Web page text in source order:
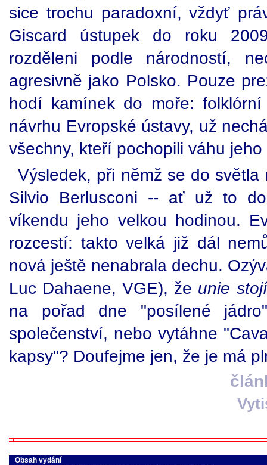
sice trochu paradoxní, vždyť
Giscard ústupek do roku
rozděleni podle národností,
agresivně jako Polsko. Pouze
hodí kamínek do moře:
návrhu Evropské ústavy, už
všechny, kteří pochopili váhu
Výsledek, při němž se do
Silvio Berlusconi -- ať už to
víkendu jeho velkou hodinou.
rozcestí: takto velká již dál
nová ještě nenabrala dechu.
Luc Dahaene, VGE), že unie
na pořad dne "posílené
společenství, nebo vytáhne
kapsy"? Doufejme jen, že je má
Obsah vydání